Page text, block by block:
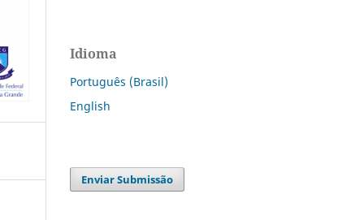
Idioma
Português (Brasil)
English
Enviar Submissão